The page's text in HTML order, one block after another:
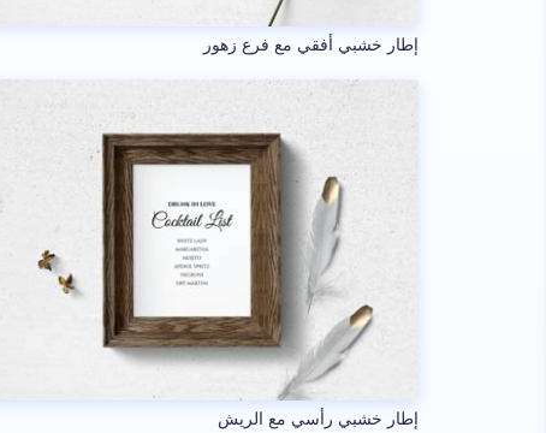
إطار خشبي أفقي مع فرع زهور
إطار خشبي رأسي مع الريش